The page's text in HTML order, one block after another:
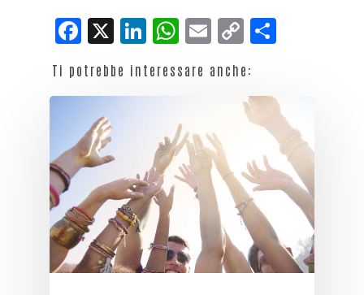
Facebook
X LinkedIn
WhatsApp
Email
Copy
Ti potrebbe interessare anche: